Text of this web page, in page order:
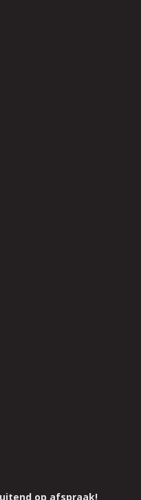
op afspraak!